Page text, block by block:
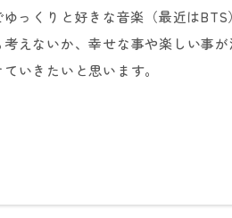
っくりと好きな音楽（最近はBTS
ないか、幸せな事や楽しい事
いきたいと思います。